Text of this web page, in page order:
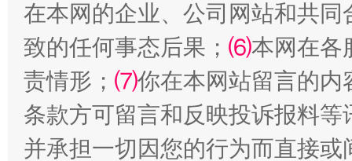
阿坝州三大球赛在茂县开幕 规模
在本网的企业、公司网站和共
致的任何事态后果； ⑹本网在各
责情形； ⑺你在本网站留言的内
条款方可留言和反映投诉报料
并承担一切因您的行为而直接